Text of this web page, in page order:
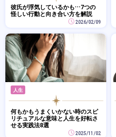
彼氏が浮気しているかも…7つの
怪しい行動と向き合い方を解説
2026/02/09
人生
何もかもうまくいかない時のスピ
リチュアルな意味と人生を好転さ
せる実践法8選
2025/11/02